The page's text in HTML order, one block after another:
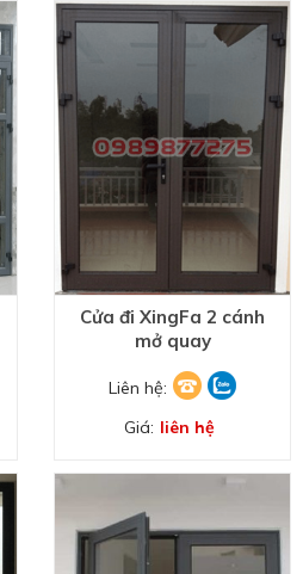
Cửa đi XingFa 2 cánh
mở quay
Liên hệ:
Giá: liên hệ